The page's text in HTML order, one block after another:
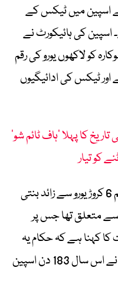
اسپین میں ٹیکس کے
کی ہائیکورٹ نے
کو لاکھوں یورو کی رقم
ٹیکس کی ادائیگیوں
کا پہلا ’ہاف ٹائم شو‘
کو تیار
عدالتی دستاویزات کے مطابق یہ رقم 6 کروڑ یورو سے زائد بنتی
سال سے متعلق تھا جس پر
کا کہنا ہے کہ حکام یہ
ثابت کرنے میں ناکام رہے کہ شکیرا نے اس سال 183 دن اسپین